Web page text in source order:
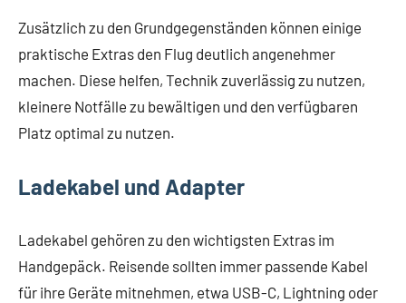
Zusätzlich zu den Grundgegenständen können einige
praktische Extras den Flug deutlich angenehmer
machen. Diese helfen, Technik zuverlässig zu nutzen,
kleinere Notfälle zu bewältigen und den verfügbaren
Platz optimal zu nutzen.
Ladekabel und Adapter
Ladekabel gehören zu den wichtigsten Extras im
Handgepäck. Reisende sollten immer passende Kabel
für ihre Geräte mitnehmen, etwa USB-C, Lightning oder